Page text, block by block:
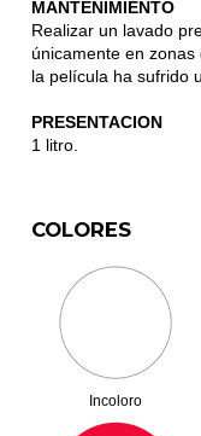
MANTENIMIENTO
Realizar un lavado
únicamente en
la película ha sufrido
PRESENTACION
1 litro.
COLORES
Incoloro